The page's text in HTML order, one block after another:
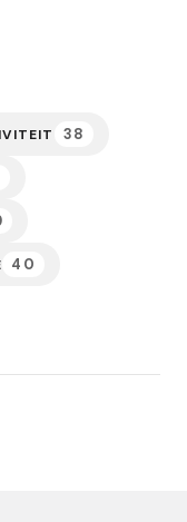
38
40